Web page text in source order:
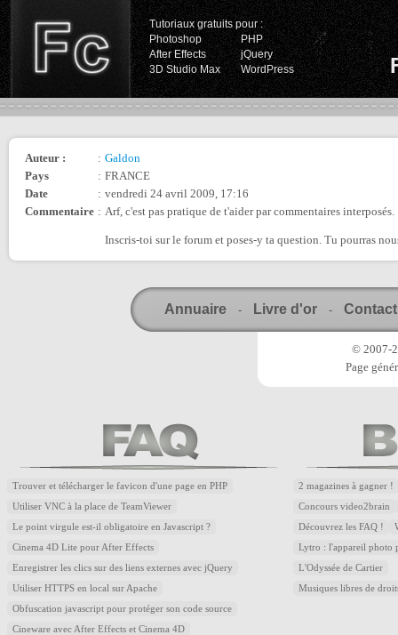
Tutoriaux gratuits pour :
Photoshop
PHP
After Effects
jQuery
3D Studio Max
WordPress
Auteur : : Galdon
Pays
: FRANCE
Date
: vendredi 24 avril 2009, 17:16
Commentaire : Arf, c'est pas pratique de t'aider par commentaires interposés.
Inscris-toi sur le forum et poses-y ta question. Tu pourras
Annuaire - Livre d'or - Contact
© 2007-
Page
Trouver et télécharger le favicon d'une page en PHP
Utiliser VNC à la place de TeamViewer
Le point virgule est-il obligatoire en Javascript ?
Cinema 4D Lite pour After Effects
Enregistrer les clics sur des liens externes avec jQuery
Utiliser HTTPS en local sur Apache
Obfuscation javascript pour protéger son code source
Cineware avec After Effects et Cinema 4D
2 magazines à gagner !
Concours video2brain
Découvrez les FAQ !
Lytro : l'appareil photo
L'Odyssée de Cartier
Musiques libres de